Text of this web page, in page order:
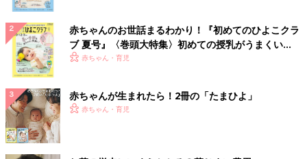
赤ちゃんのお世話まるわかり！『初めてのひよこクラ
ブ 夏号』〈巻頭大特集〉初めての授乳がうまくい
く！ おっぱい・ミルクの基本と夏のトラブル 解決テ
赤ちゃん・育児
赤ちゃんが生まれたら！2冊の「たまひよ」
赤ちゃん・育児